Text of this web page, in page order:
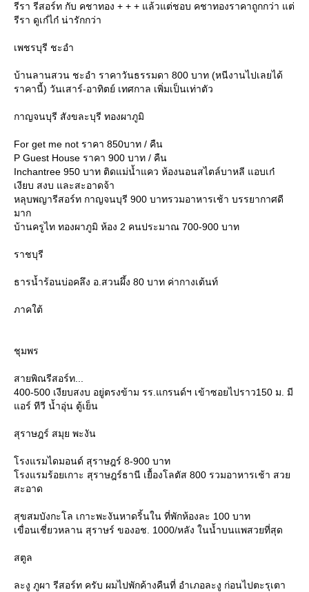
รีรา รีสอร์ท กับ คชาทอง + + + แล้วแต่ชอบ คชาทองราคาถูกกว่า แต่
รีรา ดูเก๋ไก๋ น่ารักกว่า
เพชรบุรี ชะอำ
บ้านลานสวน ชะอำ ราคาวันธรรมดา 800 บาท (หนีงานไปเลยได้
ราคานี้) วันเสาร์-อาทิตย์ เทศกาล เพิ่มเป็นเท่าตัว
กาญจนบุรี สังขละบุรี ทองผาภูมิ
For get me not ราคา 850บาท / คืน
P Guest House ราคา 900 บาท / คืน
Inchantree 950 บาท ติดแม่น้ำแคว ห้องนอนสไตล์บาหลี แอบเก๋
เงียบ สงบ และสะอาดจ้า
หลุบพญารีสอร์ท กาญจนบุรี 900 บาทรวมอาหารเช้า บรรยากาศดี
มาก
บ้านครูไท ทองผาภูมิ ห้อง 2 คนประมาณ 700-900 บาท
ราชบุรี
ธารน้ำร้อนบ่อคลึง อ.สวนผึ้ง 80 บาท ค่ากางเต้นท์
ภาคใต้
ชุมพร
สายพิณรีสอร์ท...
400-500 เงียบสงบ อยู่ตรงข้าม รร.แกรนด์ฯ เข้าซอยไปราว150 ม. มี
อร์ ทีวี น้ำอุ่น ตู้เย็น
สุราษฎร์ สมุย พะงัน
รงแรมไดมอนด์ สุราษฎร์ 8-900 บาท
รงแรมร้อยเกาะ สุราษฎร์ธานี เยื้องโลตัส 800 รวมอาหารเช้า สว
สะอาด
สุขสมบังกะโล เกาะพะงันหาดริ้นใน ที่พักห้องละ 100 บาท
เขื่อนเชี่ยวหลาน สุราษร์ ของอช. 1000/หลัง ในน้ำบนแพสวยที่สุด
สตูล
ละงู ภูผา รีสอร์ท ครับ ผมไปพักค้างคืนที่ อำเภอละงู ก่อนไปตะรุเตา